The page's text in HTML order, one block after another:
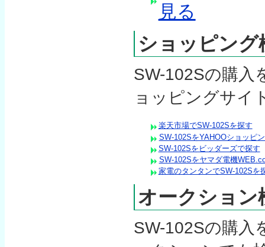
見る
ショッピング
SW-102Sの購入
ョッピングサイ
楽天市場でSW-102Sを探す
SW-102SをYAHOOショッピ
SW-102Sをビッダーズで探す
SW-102Sをヤマダ電機
家電のタンタンでSW-102Sを
オークション
SW-102Sの購入